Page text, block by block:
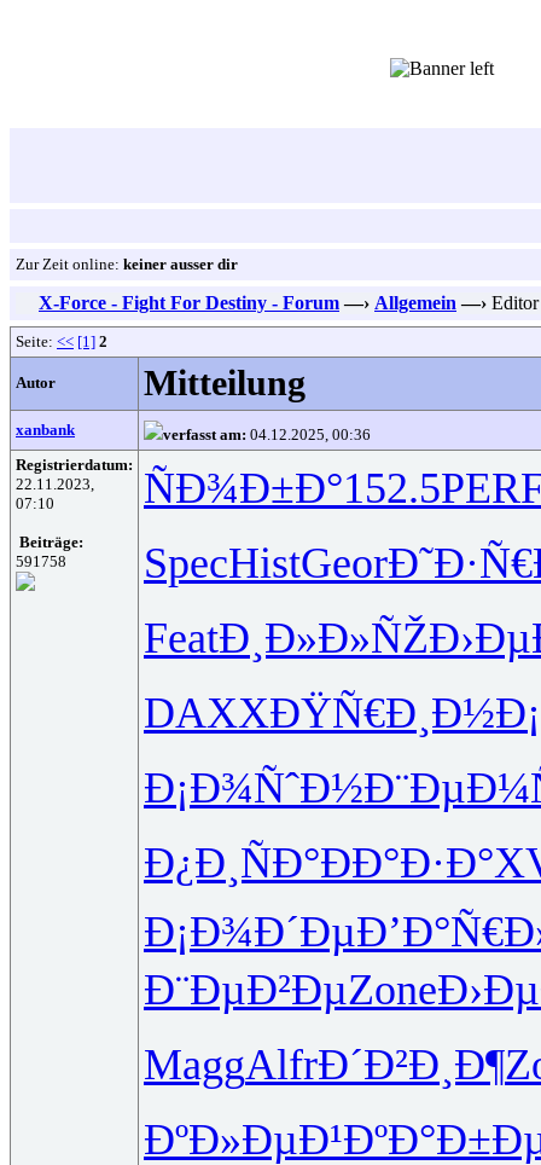
Zur Zeit online: keiner ausser dir
X-Force - Fight For Destiny - Forum —› Allgemein —› Editor
Seite: << [1] 2
Autor Mitteilung
xanbank verfasst am: 04.12.2025, 00:36
Registrierdatum:
22.11.2023,
07:10
Beiträge:
591758
ÑÐ¾Ð±Ð°152.5
SpecHistGeor
FeatÐ¸Ð»Ð»ÑŽ
DAXXÐŸÑ€Ð¸Ð½
Ð¡Ð¾ÑˆÐ½
Ð¿Ð¸ÑÐ°ÐÐ°Ð·Ð°
Ð¡Ð¾Ð´Ðµ
Ð¨ÐµÐ²ÐµZone
MaggAlfrÐ´Ð²Ð¸Ð¶
ÐºÐ»ÐµÐ¹